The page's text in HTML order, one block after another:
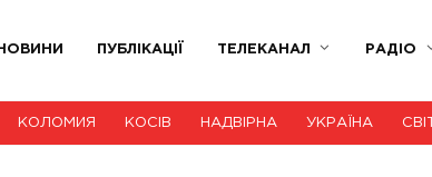
НОВИНИ ПУБЛІКАЦІЇ ТЕЛЕКАНАЛ РАДІО
КОЛОМИЯ КОСІВ НАДВІРНА УКРАЇНА СВІТ